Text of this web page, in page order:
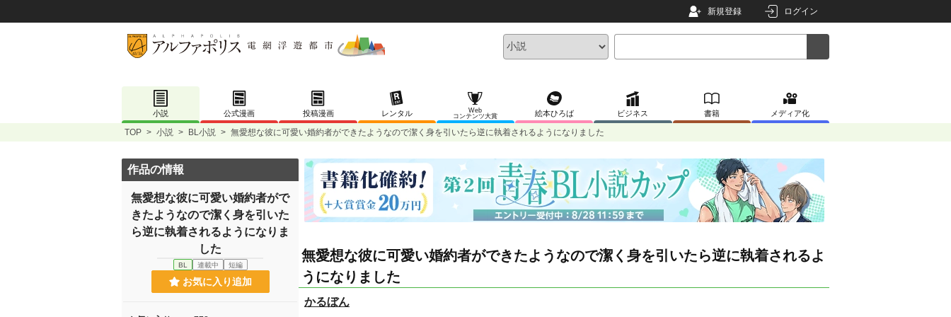
新規登録 ログイン
小説 公式漫画 投稿漫画 レンタル
Web
コンテンツ大賞
絵本ひろば ビジネス 書籍 メディア化
TOP > 小説 > BL小説 > 無愛想な彼に可愛い婚約者ができたようなので潔く身を引いたら逆に執着されるようになりました
無愛想な彼に可愛い婚約者ができたようなので潔く身を引いたら逆に執着されるよ
うになりました
かるぼん
作品の情報
無愛想な彼に可愛い婚約者がで
きたようなので潔く身を引いた
ら逆に執着されるようになりま
した
BL 連載中 短編
お気に入り追加